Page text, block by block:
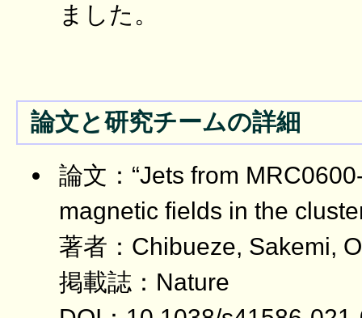
ました。
論文と研究チームの詳細
論文：“Jets from
magnetic fields in the
著者：Chibueze, Sakemi,
掲載誌：Nature